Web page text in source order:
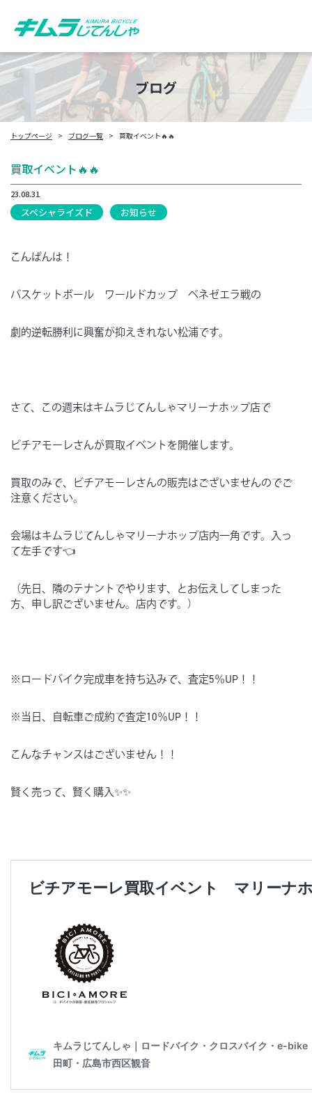
ブログ
トップページ ブログ一覧 買取イベント🔥🔥
買取イベント🔥🔥
23.08.31
スペシャライズド お知らせ
こんばんは！
バスケットボール ワールドカップ ベネゼエラ戦の
劇的逆転勝利に興奮が抑えきれない松浦です。
さて、この週末はキムラじてんしゃマリーナホップ店で
ビチアモーレさんが買取イベントを開催します。
買取のみで、ビチアモーレさんの販売はございませんのでご
注意ください。
会場はキムラじてんしゃマリーナホップ店内一角です。入っ
て左手です👈
（先日、隣のテナントでやります、とお伝えしてしまった
方、申し訳ございません。店内です。）
※ロードバイク完成車を持ち込みで、査定5％UP！！
※当日、自転車ご成約で査定10％UP！！
こんなチャンスはございません！！
賢く売って、賢く購入✨✨